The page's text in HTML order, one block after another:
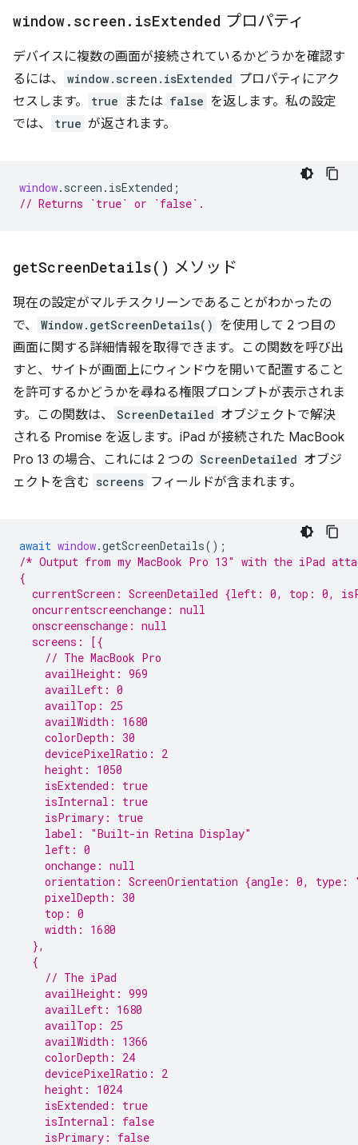
window. screen . isExtended プロパティ
デバイスに複数の画面が接続されているかどうかを確認す
るには、
window.screen.isExtended プロパティにアク
セスします。
true または false を返します。私の設定
では、
true が返されます。
window. screen . isExtended ;
// Returns `true` or `false`.
getScreenDetails( ) メソッド
現在の設定がマルチスクリーンであることがわかったの
で、
Window.getScreenDetails() を使用して 2 つ目の
画面に関する詳細情報を取得できます。この関数を呼び出
すと、サイトが画面上にウィンドウを開いて配置すること
を許可するかどうかを尋ねる権限プロンプトが表示されま
す。この関数は、
ScreenDetailed オブジェクトで解決
される Promise を返します。iPad が接続された MacBook
Pro 13 の場合、これには 2 つの ScreenDetailed オブジ
ェクトを含む screens フィールドが含まれます。
await window.getScreenDetails();
/* Output from my MacBook Pro 13″ with the iPad
{
currentScreen: ScreenDetailed {left: 0, top: 0,
  oncurrentscreenchange: null
  onscreenschange: null
  screens: [{
    // The MacBook Pro
    availHeight: 969
    availLeft: 0
    availTop: 25
    availWidth: 1680
    colorDepth: 30
    devicePixelRatio: 2
    height: 1050
    isExtended: true
    isInternal: true
    isPrimary: true
    label: "Built-in Retina Display"
    left: 0
    onchange: null
orientation: ScreenOrientation {angle: 0, type:
    pixelDepth: 30
    top: 0
    width: 1680
  },
  {
    // The iPad
    availHeight: 999
    availLeft: 1680
    availTop: 25
    availWidth: 1366
    colorDepth: 24
    devicePixelRatio: 2
    height: 1024
    isExtended: true
    isInternal: false
    isPrimary: false